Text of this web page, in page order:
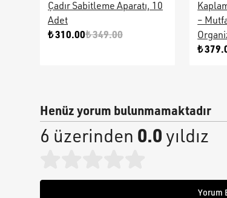
Çadır Sabitleme Aparatı, 10
Adet
₺ 310.00₺ 349.00
–
₺
Henüz yorum bulunmamaktadır
6 üzerinden 0.0yıldız
Yorum